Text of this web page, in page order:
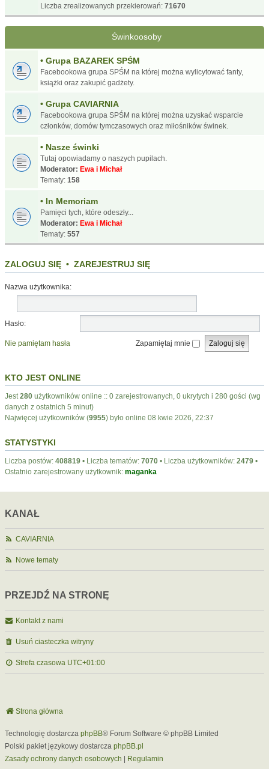
Liczba zrealizowanych przekierowań: 71670
Świnkoosoby
• Grupa BAZAREK SPŚM
Facebookowa grupa SPŚM na której można wylicytować fanty,
książki oraz zakupić gadżety.
• Grupa CAVIARNIA
Facebookowa grupa SPŚM na której można uzyskać wsparcie
członków, domów tymczasowych oraz miłośników świnek.
• Nasze świnki
Tutaj opowiadamy o naszych pupilach.
Moderator: Ewa i Michał
Tematy: 158
• In Memoriam
Pamięci tych, które odeszły...
Moderator: Ewa i Michał
Tematy: 557
ZALOGUJ SIĘ • ZAREJESTRUJ SIĘ
Nazwa użytkownika:
Hasło:
Nie pamiętam hasła Zapamiętaj mnie
KTO JEST ONLINE
Jest280 użytkowników online :: 0 zarejestrowanych, 0 ukrytych i 280 gości (wg
danych z ostatnich 5 minut)
Najwięcej użytkowników (9955) było online 08 kwie 2026, 22:37
STATYSTYKI
Liczba postów: 408819 • Liczba tematów: 7070 • Liczba użytkowników: 2479 •
Ostatnio zarejestrowany użytkownik: maganka
KANAŁ
CAVIARNIA
Nowe tematy
PRZEJDŹ NA STRONĘ
Kontakt z nami
Usuń ciasteczka witryny
Strefa czasowa UTC+01:00
Strona główna
Technologię dostarcza phpBB® Forum Software © phpBB Limited
Polski pakiet językowy dostarcza phpBB.pl
Zasady ochrony danych osobowych
Regulamin